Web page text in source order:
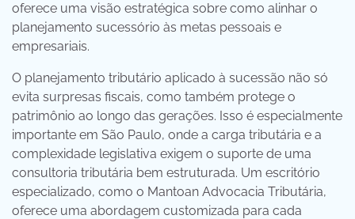
oferece uma visão estratégica sobre como alinhar o
planejamento sucessório às metas pessoais e
empresariais.
O planejamento tributário aplicado à sucessão não só
evita surpresas fiscais, como também protege o
patrimônio ao longo das gerações. Isso é especialmente
importante em São Paulo, onde a carga tributária e a
complexidade legislativa exigem o suporte de uma
consultoria tributária bem estruturada. Um escritório
especializado, como o Mantoan Advocacia Tributária,
oferece uma abordagem customizada para cada